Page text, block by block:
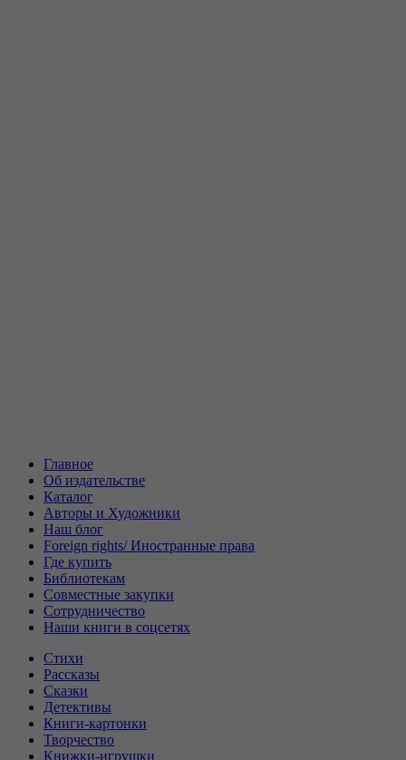
Главное
Об издательстве
Каталог
Авторы и Художники
Наш блог
Foreign rights/ Иностранные права
Где купить
Библиотекам
Совместные закупки
Сотрудничество
Наши книги в соцсетях
Стихи
Рассказы
Сказки
Детективы
Книги-картонки
Творчество
Книжки-игрушки